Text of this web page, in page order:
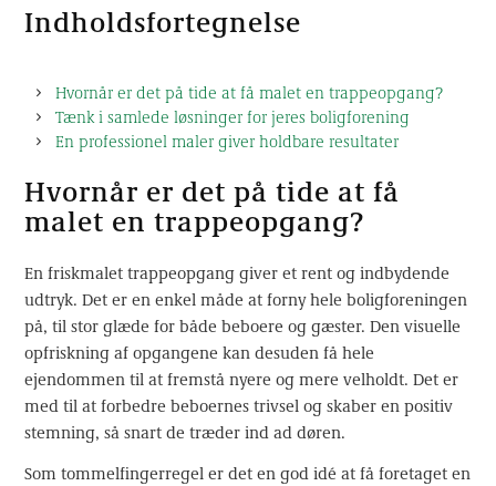
Indholdsfortegnelse
Hvornår er det på tide at få malet en trappeopgang?
Tænk i samlede løsninger for jeres boligforening
En professionel maler giver holdbare resultater
Hvornår er det på tide at få
malet en trappeopgang?
En friskmalet trappeopgang giver et rent og indbydende
udtryk. Det er en enkel måde at forny hele boligforeningen
på, til stor glæde for både beboere og gæster. Den visuelle
opfriskning af opgangene kan desuden få hele
ejendommen til at fremstå nyere og mere velholdt. Det er
med til at forbedre beboernes trivsel og skaber en positiv
stemning, så snart de træder ind ad døren.
Som tommelfingerregel er det en god idé at få foretaget en